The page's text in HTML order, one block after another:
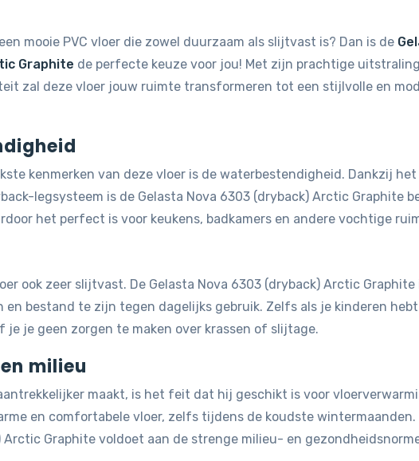
mooie PVC vloer die zowel duurzaam als slijtvast is? Dan is de
Graphite de perfecte keuze voor jou! Met zijn prachtige
zal deze vloer jouw ruimte transformeren tot een stijlvolle en
kenmerken van deze vloer is de waterbestendigheid. Dankzij het
legsysteem is de Gelasta Nova 6303 (dryback) Arctic Graphite
het perfect is voor keukens, badkamers en andere vochtige
ook zeer slijtvast. De Gelasta Nova 6303 (dryback) Arctic
en bestand te zijn tegen dagelijks gebruik. Zelfs als je kinderen
je je geen zorgen te maken over krassen of slijtage.
milieu
maakt, is het feit dat hij geschikt is voor
en comfortabele vloer, zelfs tijdens de koudste wintermaanden.
Arctic Graphite voldoet aan de strenge milieu- en